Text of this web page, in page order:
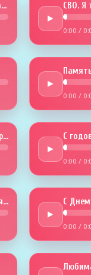
Сапсан четыреста тринадцать
►
СВО. Я
0:00 /
►
0:00 /
Годовщина. Любовь будет крепче
►
С
0:00 /
В твой День рождения песня эта
►
0:00 /